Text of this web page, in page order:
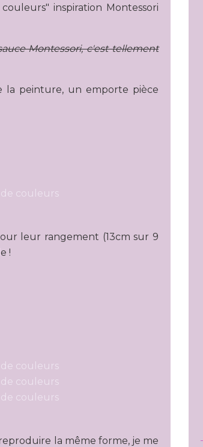
inspiration Montessori
Montessori, c'est tellement
la peinture, un emporte pièce
leur rangement (13cm sur 9
!
la même forme, je me